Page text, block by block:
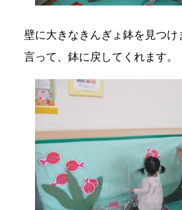
壁に大きなきんぎょ鉢を見つ
言って、鉢に戻してくれます。